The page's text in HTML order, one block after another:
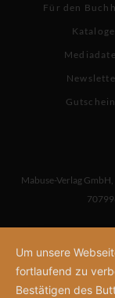
Für den
Kataloge
Mabuse-Verlag GmbH
Um unsere
fortlaufend zu
Bestätigen des